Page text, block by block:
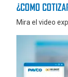
¿COMO
Mira el video